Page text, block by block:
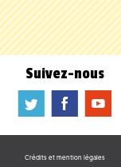
Suivez-nous
a b f
Crédits et mention légales